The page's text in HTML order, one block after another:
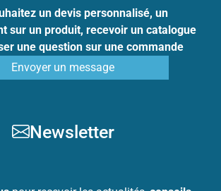
un devis personnalisé, un
sur un produit, recevoir un catalogue
une question sur une commande
Envoyer un message
Newsletter